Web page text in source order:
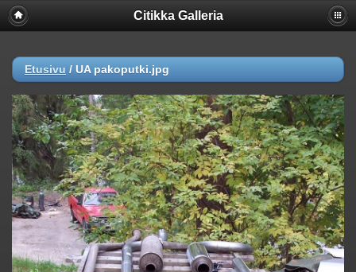
Citikka Galleria
Etusivu / UA pakoputki.jpg